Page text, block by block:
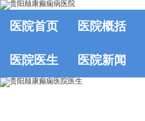
医院首页 医院概括
医院医生 医院新闻